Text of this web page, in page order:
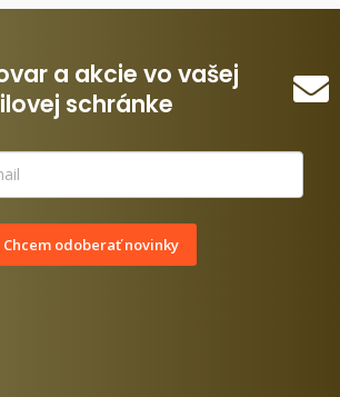
a akcie vo vašej
schránke
Chcem odoberať novinky